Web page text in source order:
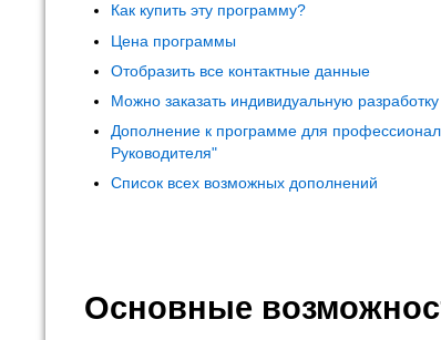
Как купить эту программу?
Цена программы
Отобразить все контактные данные
Можно заказать индивидуальную разработку
Дополнение к программе для
Руководителя"
Список всех возможных дополнений
Основные